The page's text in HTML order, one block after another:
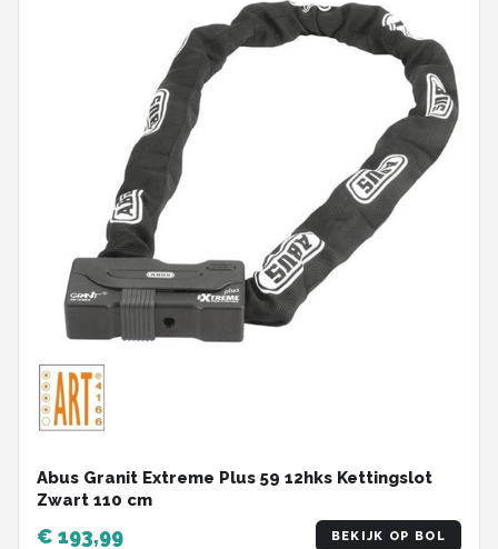
Abus Granit Extreme Plus 59 12hks Kettingslot
Zwart 110 cm
€ 193,99 BEKIJK OP BOL